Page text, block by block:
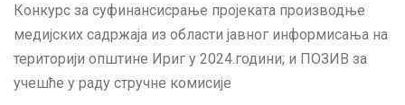
Конкурс за суфинансисрање пројеката производње
медијских садржаја из области јавног информисања на
територији општине Ириг у 2024.години; и ПОЗИВ за
учешће у раду стручне комисије